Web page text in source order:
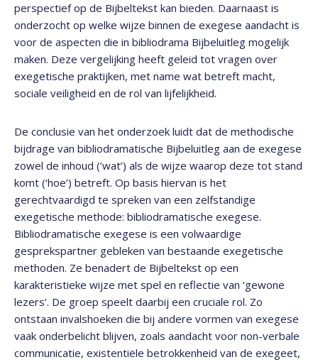
perspectief op de Bijbeltekst kan bieden. Daarnaast is
onderzocht op welke wijze binnen de exegese aandacht is
voor de aspecten die in bibliodrama Bijbeluitleg mogelijk
maken. Deze vergelijking heeft geleid tot vragen over
exegetische praktijken, met name wat betreft macht,
sociale veiligheid en de rol van lijfelijkheid.
De conclusie van het onderzoek luidt dat de methodische
bijdrage van bibliodramatische Bijbeluitleg aan de exegese
zowel de inhoud (‘wat’) als de wijze waarop deze tot stand
komt (‘hoe’) betreft. Op basis hiervan is het
gerechtvaardigd te spreken van een zelfstandige
exegetische methode: bibliodramatische exegese.
Bibliodramatische exegese is een volwaardige
gesprekspartner gebleken van bestaande exegetische
methoden. Ze benadert de Bijbeltekst op een
karakteristieke wijze met spel en reflectie van ‘gewone
lezers’. De groep speelt daarbij een cruciale rol. Zo
ontstaan invalshoeken die bij andere vormen van exegese
vaak onderbelicht blijven, zoals aandacht voor non-verbale
communicatie, existentiële betrokkenheid van de exegeet,